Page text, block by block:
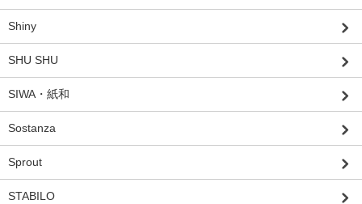
Shiny
SHU SHU
SIWA・紙和
Sostanza
Sprout
STABILO